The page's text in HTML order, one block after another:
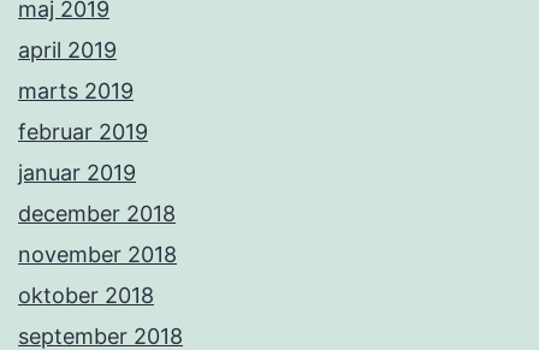
maj 2019
april 2019
marts 2019
februar 2019
januar 2019
december 2018
november 2018
oktober 2018
september 2018